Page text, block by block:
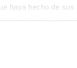
haya hecho de